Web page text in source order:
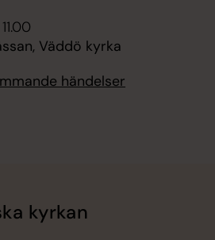
Väddö kyrka
händelser
kyrkan